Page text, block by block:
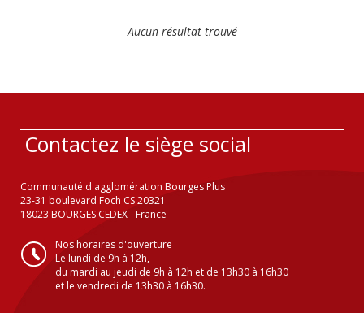
Aucun résultat trouvé
Contactez le siège social
Communauté d'agglomération Bourges Plus
23-31 boulevard Foch CS 20321
18023 BOURGES CEDEX - France
Nos horaires d'ouverture
Le lundi de 9h à 12h,
du mardi au jeudi de 9h à 12h et de 13h30 à 16h30
et le vendredi de 13h30 à 16h30.